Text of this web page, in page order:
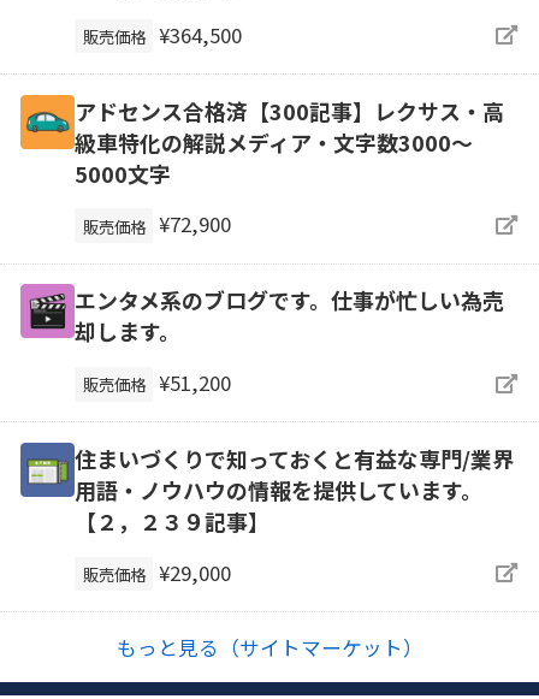
販売価格 ¥364,500
アドセンス合格済【300記事】レクサス・高
級車特化の解説メディア・文字数3000～
5000文字
販売価格 ¥72,900
エンタメ系のブログです。仕事が忙しい為売
却します。
販売価格 ¥51,200
住まいづくりで知っておくと有益な専門/業界
用語・ノウハウの情報を提供しています。
【２，２３９記事】
販売価格 ¥29,000
もっと見る（サイトマーケット）